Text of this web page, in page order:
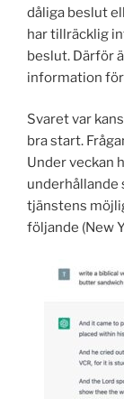
dåliga beslut
har tillräcklig
beslut. Därför
information
Svaret var
bra start.
Under veckan
underhållande
tjänstens
följande (New